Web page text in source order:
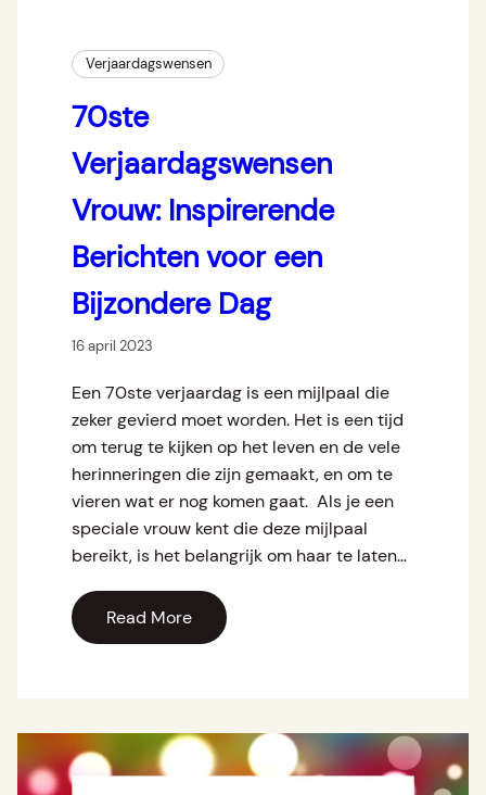
Verjaardagswensen
70ste
Verjaardagswensen
Vrouw: Inspirerende
Berichten voor een
Bijzondere Dag
16 april 2023
Een 70ste verjaardag is een mijlpaal die
zeker gevierd moet worden. Het is een tijd
om terug te kijken op het leven en de vele
herinneringen die zijn gemaakt, en om te
vieren wat er nog komen gaat. Als je een
speciale vrouw kent die deze mijlpaal
bereikt, is het belangrijk om haar te laten…
Read More